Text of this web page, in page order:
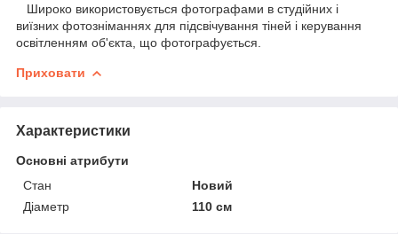
Широко використовується фотографами в студійних і
виїзних фотозніманнях для підсвічування тіней і керування
освітленням об'єкта, що фотографується.
Приховати
Характеристики
Основні атрибути
Стан
Новий
Діаметр
110 см